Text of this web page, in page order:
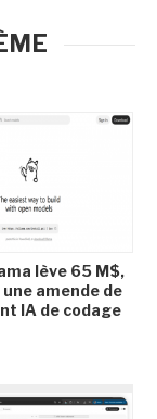
lève 65 M$,
amende de
IA de codage